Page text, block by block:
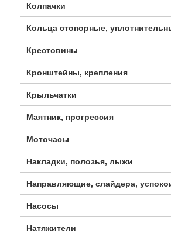
Колпачки
Кольца стопорные,
Крестовины
Кронштейны, крепления
Крыльчатки
Маятник, прогрессия
Моточасы
Накладки, полозья, лыжи
Направляющие, слайдера,
Насосы
Натяжители